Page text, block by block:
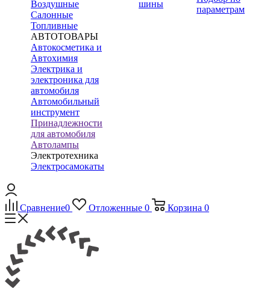
Воздушные
Салонные
Топливные
АВТОТОВАРЫ
Автокосметика и
Автохимия
Электрика и
электроника для
автомобиля
Автомобильный
инструмент
Принадлежности
для автомобиля
Автолампы
Электротехника
Электросамокаты
шины
параметрам
Сравнение0 Отложенные 0 Корзина 0